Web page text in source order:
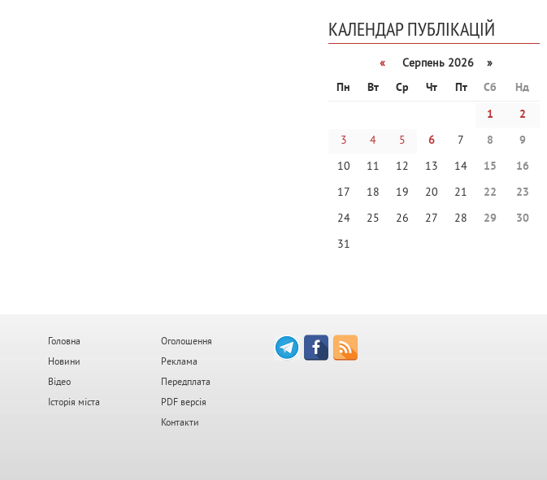
КАЛЕНДАР ПУБЛІКАЦІЙ
«
Серпень 2026 »
Пн
Вт Ср Чт Пт Сб
Нд
1
2
3
4 5 6 7 8
9
10
11 12 13 14 15
16
17
18 19 20 21 22
23
24
25 26 27 28 29
30
31
Головна
Новини
Відео
Історія міста
Оголошення
Реклама
Передплата
PDF версія
Контакти